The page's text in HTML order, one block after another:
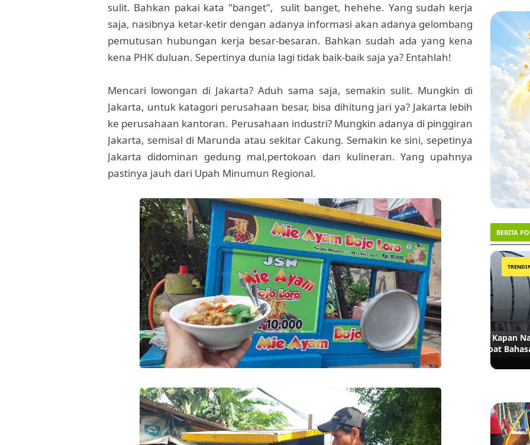
sulit. Bahkan pakai kata "banget", sulit banget, hehehe. Yang sudah kerja
saja, nasibnya ketar-ketir dengan adanya informasi akan adanya gelombang
pemutusan hubungan kerja besar-besaran. Bahkan sudah ada yang kena
kena PHK duluan. Sepertinya dunia lagi tidak baik-baik saja ya? Entahlah!
Mencari lowongan di Jakarta? Aduh sama saja, semakin sulit. Mungkin di
Jakarta, untuk katagori perusahaan besar, bisa dihitung jari ya? Jakarta lebih
ke perusahaan kantoran. Perusahaan industri? Mungkin adanya di pinggiran
Jakarta, semisal di Marunda atau sekitar Cakung. Semakin ke sini, sepetinya
Jakarta didominan gedung mal,pertokoan dan kulineran. Yang upahnya
pastinya jauh dari Upah Minumun Regional.
yang
BERITA
1
Menanti Ketegasan Gubernur: Kapan Nama
JIS Dinasionalkan demi Martabat Bahasa?
Lahan